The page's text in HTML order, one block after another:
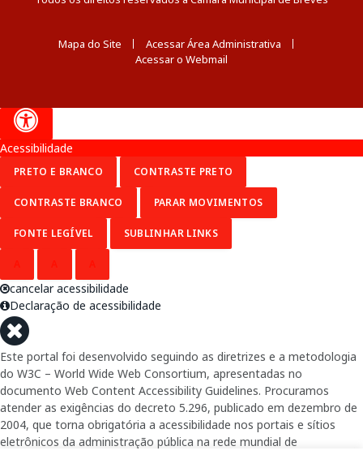
Mapa do Site
Acessar Área Administrativa
Acessar o Webmail
Acessibilidade
PRETO E BRANCO CONTRASTE PRETO
CONTRASTE BRANCO PARAR MOVIMENTOS
FONTE LEGÍVEL SUBLINHAR LINKS
cancelar acessibilidade
Declaração de acessibilidade
Este portal foi desenvolvido seguindo as diretrizes e a metodologia
do W3C – World Wide Web Consortium, apresentadas no
documento Web Content Accessibility Guidelines. Procuramos
atender as exigências do decreto 5.296, publicado em dezembro de
2004, que torna obrigatória a acessibilidade nos portais e sítios
eletrônicos da administração pública na rede mundial de